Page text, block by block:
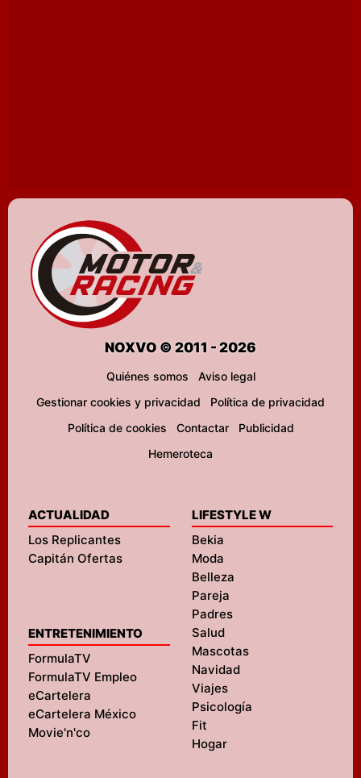
NOXVO © 2011 - 2026
Quiénes somos
Aviso legal
Gestionar cookies y privacidad
Política de privacidad
Política de cookies
Contactar
Publicidad
Hemeroteca
ACTUALIDAD
Los Replicantes
Capitán Ofertas
ENTRETENIMIENTO
FormulaTV
FormulaTV Empleo
eCartelera
eCartelera México
Movie'n'co
LIFESTYLE W
Bekia
Moda
Belleza
Pareja
Padres
Salud
Mascotas
Navidad
Viajes
Psicología
Fit
Hogar